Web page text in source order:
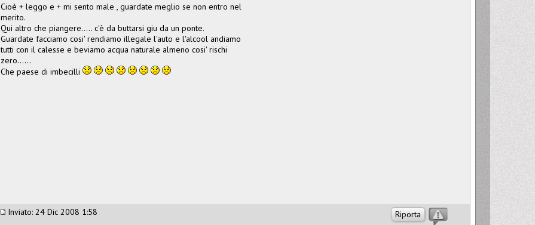
Cioè + leggo e + mi sento male , guardate meglio se non entro nel
merito.
Qui altro che piangere..... c'è da buttarsi giu da un ponte.
Guardate facciamo cosi' rendiamo illegale l'auto e l'alcool andiamo
tutti con il calesse e beviamo acqua naturale almeno cosi' rischi
zero......
Che paese di imbecilli
Riporta
Inviato: 24 Dic 2008 1:58